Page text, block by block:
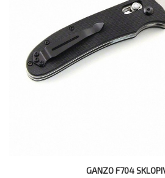
GANZO F704